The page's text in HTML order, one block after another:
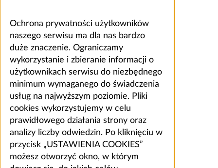
Ochrona prywatności użytkowników
naszego serwisu ma dla nas bardzo
duże znaczenie. Ograniczamy
wykorzystanie i zbieranie informacji o
użytkownikach serwisu do niezbędnego
minimum wymaganego do świadczenia
usług na najwyższym poziomie. Pliki
cookies wykorzystujemy w celu
prawidłowego działania strony oraz
analizy liczby odwiedzin. Po kliknięciu w
przycisk „USTAWIENIA COOKIES”
możesz otworzyć okno, w którym